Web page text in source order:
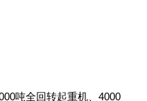
吨全回转起重机、4000